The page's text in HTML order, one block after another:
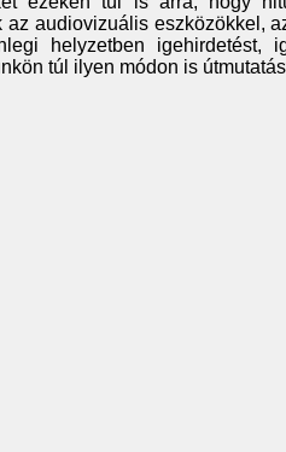
audiovizuális eszközökkel,
helyzetben igehirdetést,
túl ilyen módon is